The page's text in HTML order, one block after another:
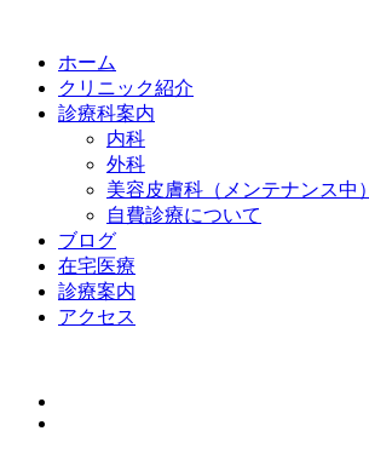
ホーム
クリニック紹介
診療科案内
内科
外科
美容皮膚科（メンテナンス中）
自費診療について
ブログ
在宅医療
診療案内
アクセス